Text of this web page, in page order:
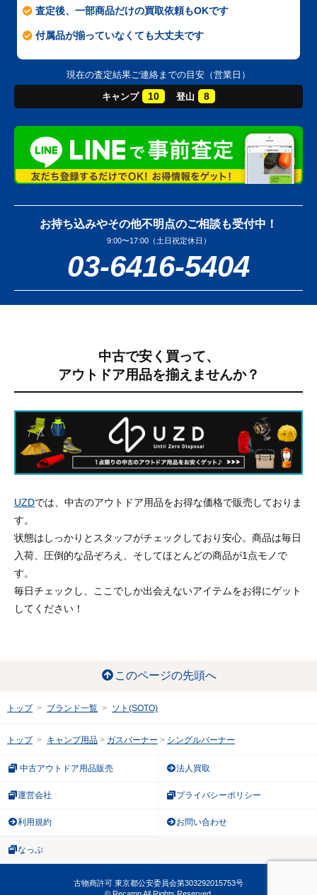
査定後、一部商品だけの買取依頼もOKです
付属品が揃っていなくても大丈夫です
現在の査定結果ご連絡までの目安（営業日）
キャンプ 10 登山 8
お持ち込みやその他不明点のご相談も受付中！
9:00〜17:00（土日祝定休日）
03-6416-5404
中古で安く買って、
アウトドア用品を揃えませんか？
UZDでは、中古のアウトドア用品をお得な価格で販売しておりま
す。
状態はしっかりとスタッフがチェックしており安心。商品は毎日
入荷、圧倒的な品ぞろえ、そしてほとんどの商品が1点モノで
す。
毎日チェックし、ここでしか出会えないアイテムをお得にゲット
してください！
このページの先頭へ
トップ ブランド一覧 ソト(SOTO)
トップ キャンプ用品 ガスバーナー シングルバーナー
中古アウトドア用品販売 法人買取
運営会社 プライバシーポリシー
利用規約 お問い合わせ
なっぷ
古物商許可 東京都公安委員会第303292015753号